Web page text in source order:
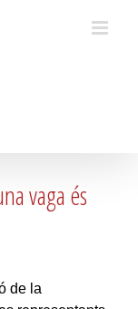
vaga és
de la